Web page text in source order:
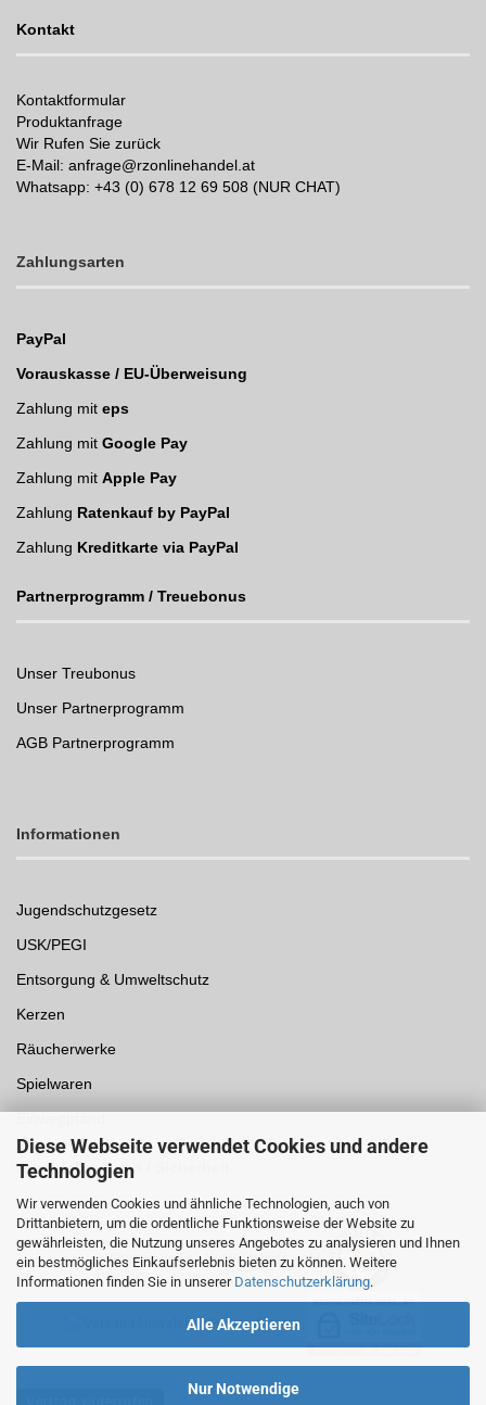
Diese Webseite verwendet Cookies und andere
Technologien
Wir verwenden Cookies und ähnliche Technologien, auch von
Drittanbietern, um die ordentliche Funktionsweise der Website zu
gewährleisten, die Nutzung unseres Angebotes zu analysieren und Ihnen
ein bestmögliches Einkaufserlebnis bieten zu können. Weitere
Informationen finden Sie in unserer Datenschutzerklärung.
Alle Akzeptieren
Nur Notwendige
Kontakt
Kontaktformular
Produktanfrage
Wir Rufen Sie zurück
E-Mail: anfrage@rzonlinehandel.at
Whatsapp: +43 (0) 678 12 69 508 (NUR CHAT)
Zahlungsarten
PayPal
Vorauskasse / EU-Überweisung
Zahlung mit eps
Zahlung mit Google Pay
Zahlung mit Apple Pay
Zahlung Ratenkauf by PayPal
Zahlung Kreditkarte via PayPal
Partnerprogramm / Treuebonus
Unser Treubonus
Unser Partnerprogramm
AGB Partnerprogramm
Informationen
Jugendschutzgesetz
USK/PEGI
Entsorgung & Umweltschutz
Kerzen
Räucherwerke
Spielwaren
Auszeichnungen /